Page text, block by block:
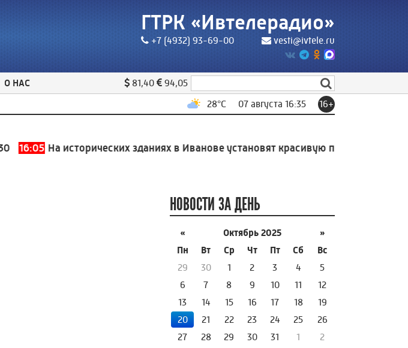
ГТРК «Ивтелерадио»
+7 (4932) 93-69-00 vesti@ivtele.ru
О НАС 81,40
94,05
28°C 07 августа 16:35 16+
16:05 На исторических зданиях в Иванове установят красивую подсветку
НОВОСТИ ЗА ДЕНЬ
« Октябрь 2025
»
Пн
Вт Ср Чт Пт Сб
Вс
29
30 1 2 3 4
5
6
7 8 9 10 11
12
13
14 15 16 17 18
19
20
21 22 23 24 25
26
27
28 29 30 31 1
2